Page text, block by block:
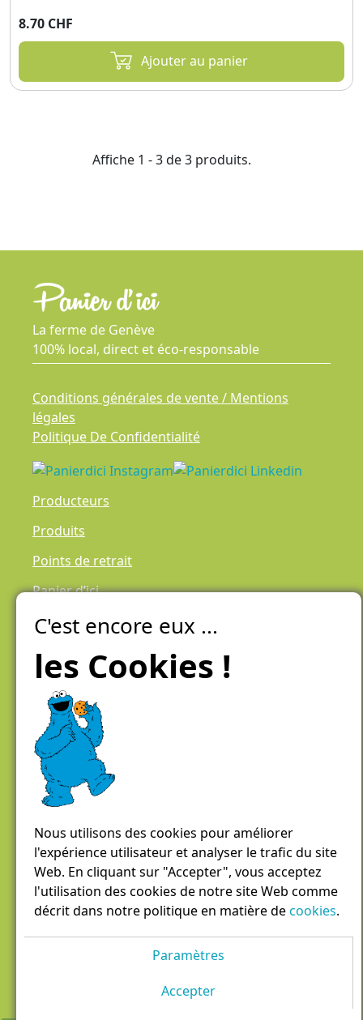
8.70 CHF
Ajouter au panier
Affiche 1 - 3 de 3 produits.
La ferme de Genève
100% local, direct et éco-responsable
Conditions générales de vente / Mentions
légales
Politique De Confidentialité
Producteurs
Produits
Points de retrait
Panier d’ici
Laiteries Réunies Genève
Créer mon compte
Chemin des Aulx 6,
1228 Plan-les-Ouates
Case postale 1055
1211 Genève 26
022 884 81 81
C'est encore eux ...
les Cookies !
Nous utilisons des cookies pour améliorer
l'expérience utilisateur et analyser le trafic du site
Web. En cliquant sur "Accepter", vous acceptez
l'utilisation des cookies de notre site Web comme
décrit dans notre politique en matière decookies.
Paramètres
Accepter